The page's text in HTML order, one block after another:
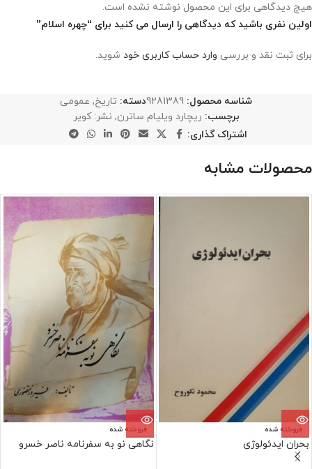
هیچ دیدگاهی برای این محصول نوشته نشده است.
اولین نفری باشید که دیدگاهی را ارسال می کنید برای “چهره اسلام”
برای ثبت نقد و بررسی وارد حساب کاربری خود شوید.
شناسه محصول: 9281389دسته: تاریخ, عمومی
برچسب: ریچارد ویلیام ساترن, نشر: کویر
اشتراک گذاری:
محصولات مشابه
فروخته شده
بحران ایدئولوژی
فروخته شده
نگاهی نو به سفرنامه ناصر خسرو